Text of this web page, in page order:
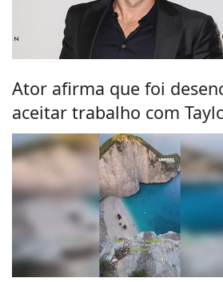
Ator afirma que foi
aceitar trabalho com